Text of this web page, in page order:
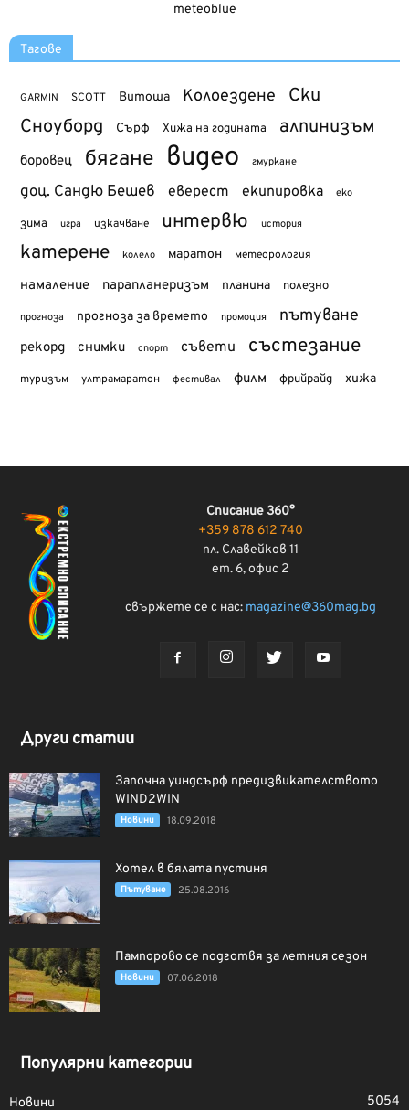
meteoblue
Тагове
GARMIN SCOTT Витоша Колоездене Ски
Сноуборд Сърф Хижа на годината алпинизъм
боровец бягане видео гмуркане
доц. Сандю Бешев еверест екипировка еко
зима игра изкачване интервю история
катерене колело маратон метеорология
намаление парапланеризъм планина полезно
прогноза прогноза за времето промоция пътуване
рекорд снимки спорт съвети състезание
туризъм ултрамаратон фестивал филм фрийрайд хижа
Списание 360°
+359 878 612 740
пл. Славейков 11
ет. 6, офис 2
свържете се с нас: magazine@360mag.bg
Други статии
Започна уиндсърф предизвикателството
WIND2WIN
Новини 18.09.2018
Хотел в бялата пустиня
Пътуване 25.08.2016
Пампорово се подготвя за летния сезон
Новини 07.06.2018
Популярни категории
Новини 5054